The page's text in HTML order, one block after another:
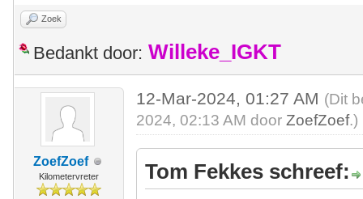
Zoek
Bedankt door: Willeke_IGKT
ZoefZoef
Kilometervreter
12-Mar-2024, 01:27 AM (Dit
2024, 02:13 AM doorZoefZoef.)
Tom Fekkes schreef: